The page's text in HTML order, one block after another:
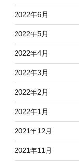
2022年6月
2022年5月
2022年4月
2022年3月
2022年2月
2022年1月
2021年12月
2021年11月